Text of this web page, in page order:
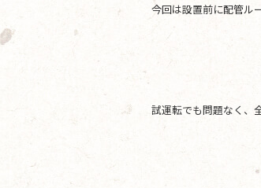
今回は設置前に配管ル
試運転でも問題なく、